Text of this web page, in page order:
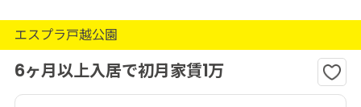
エスプラ戸越公園
6ヶ月以上入居で初月家賃1万